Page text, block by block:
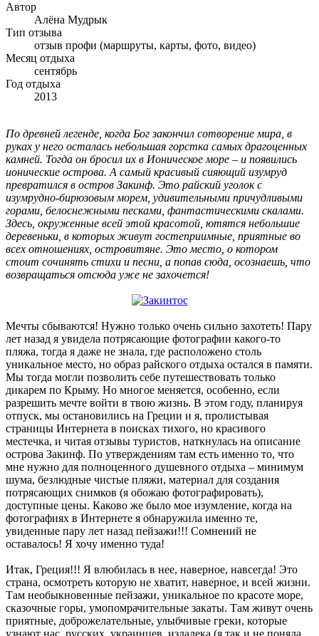
Автор
Алёна Мудрык
Тип отзыва
отзыв профи (маршруты, карты, фото, видео)
Месяц отдыха
сентябрь
Год отдыха
2013
По древней легенде, когда Бог закончил сотворение мира, в
руках у него осталась небольшая горстка самых драгоценных
камней. Тогда он бросил их в Ионическое море – и появились
ионические острова. А самый красивый сияющий изумруд
превратился в остров Закинф. Это райский уголок с
изумрудно-бирюзовым морем, удивительными причудливыми
горами, белоснежными песками, фантастическими скалами.
Здесь, окруженные всей этой красотой, ютятся небольшие
деревеньки, в которых живут гостеприимные, приятные во
всех отношениях, островитяне. Это место, о котором
стоит сочинять стихи и песни, а попав сюда, осознаешь, что
возвращаться отсюда уже не захочется!
Мечты сбываются! Нужно только очень сильно захотеть! Пару
лет назад я увидела потрясающие фотографии какого-то
пляжа, тогда я даже не знала, где расположено столь
уникальное место, но образ райского отдыха остался в памяти.
Мы тогда могли позволить себе путешествовать только
дикарем по Крыму. Но многое меняется, особенно, если
разрешить мечте войти в твою жизнь. В этом году, планируя
отпуск, мы остановились на Греции и я, пролистывая
страницы Интернета в поисках тихого, но красивого
местечка, и читая отзывы туристов, наткнулась на описание
острова Закинф. По утверждениям там есть именно то, что
мне нужно для полноценного душевного отдыха – минимум
шума, безлюдные чистые пляжи, материал для создания
потрясающих снимков (я обожаю фотографировать),
доступные цены. Каково же было мое изумление, когда на
фотографиях в Интернете я обнаружила именно те,
увиденные пару лет назад пейзажи!!! Сомнений не
оставалось! Я хочу именно туда!
Итак, Греция!!! Я влюбилась в нее, наверное, навсегда! Это
страна, осмотреть которую не хватит, наверное, и всей жизни.
Там необыкновенные пейзажи, уникальное по красоте море,
сказочные горы, умопомрачительные закаты. Там живут очень
приятные, доброжелательные, улыбчивые греки, которые